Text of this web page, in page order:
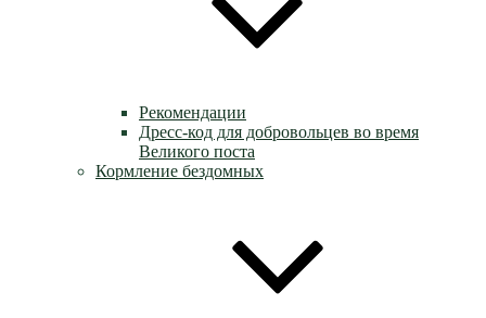
Рекомендации
Дресс-код для добровольцев во время
Великого поста
Кормление бездомных